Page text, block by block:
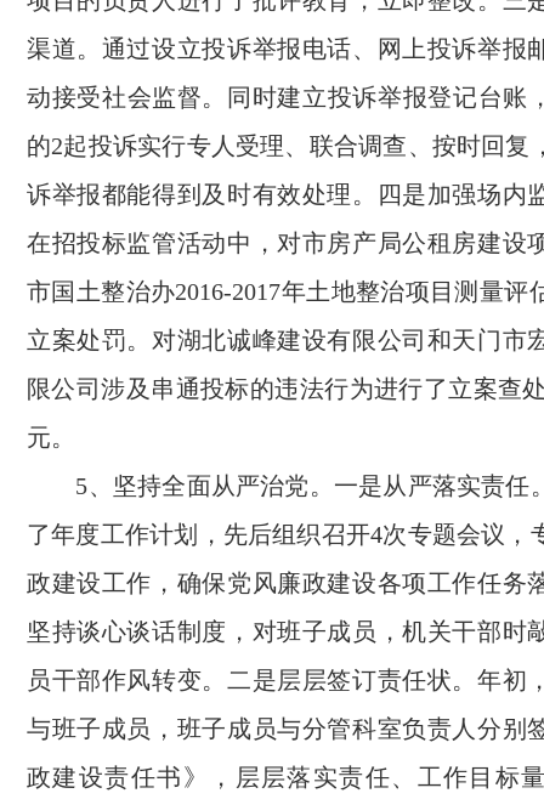
渠道。通过设立投诉举报电话、网上投诉举报
动接受社会监督。同时建立投诉举报登记台账
的2起投诉实行专人受理、联合调查、按时回复
诉举报都能得到及时有效处理。四是加强场内
在招投标监管活动中，对市房产局公租房建设
市国土整治办2016-2017年土地整治项目测量评
立案处罚。对湖北诚峰建设有限公司和天门市
限公司涉及串通投标的违法行为进行了立案查
元。
5、坚持全面从严治党。一是从严落实责任
了年度工作计划，先后组织召开4次专题会议，
政建设工作，确保党风廉政建设各项工作任务
坚持谈心谈话制度，对班子成员，机关干部时
员干部作风转变。二是层层签订责任状。年初
与班子成员，班子成员与分管科室负责人分别
政建设责任书》，层层落实责任、工作目标